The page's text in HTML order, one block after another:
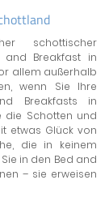
schottischer
and Breakfast in
allem außerhalb
wenn Sie Ihre
Breakfasts in
die Schotten und
etwas Glück von
die in keinem
Sie in den Bed and
– sie erweisen